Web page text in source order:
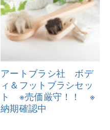
アートブラシ社 ボデ
ィ＆フットブラシセッ
ト ※売価厳守！！ ※
納期確認中